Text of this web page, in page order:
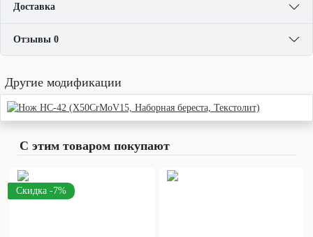
Доставка
Отзывы 0
Другие модификации
С этим товаром покупают
Скидка -7%